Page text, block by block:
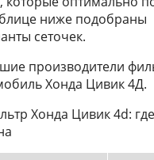
ниже подобраны
сеточек.
производители
Хонда Цивик 4Д.